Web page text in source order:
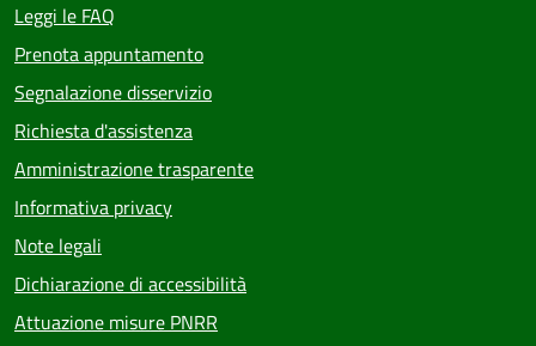
Leggi le FAQ
Prenota appuntamento
Segnalazione disservizio
Richiesta d'assistenza
Amministrazione trasparente
Informativa privacy
Note legali
Dichiarazione di accessibilità
Attuazione misure PNRR